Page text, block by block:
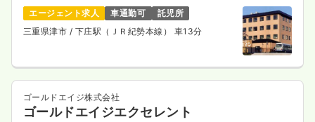
エージェント求人 車通勤可
託児所
三重県津市 / 下庄駅（ＪＲ紀勢本線） 車13分
ゴールドエイジ株式会社
ゴールドエイジエクセレント